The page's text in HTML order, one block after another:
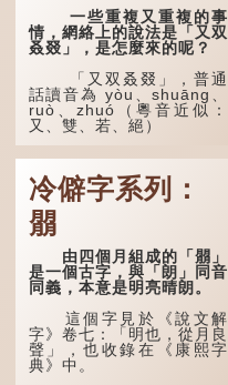
一些重複又重複的事
情，網絡上的說法是「又双
叒叕」，是怎麼來的呢？
「又双叒叕」，普通
話讀音為 yòu、shuāng、
ruò、zhuó（粵音近似：
又、雙、若、絕）
「又」和「双」比較
易理解，前者表示再次，後
者表示一對，兩個「又」便
是「双」。
「叒」（音：若）原是
古代神話中的樹木名
稱。 《說文解字·叒部》：
「叒，日初出東方湯谷所登
榑桑，叒木也。」
「叕...
冷僻字系列：
朤
由四個月組成的「朤」
是一個古字，與「朗」同音
同義，本意是明亮晴朗。
這個字見於《說文解
字》卷七：「明也，從月良
聲」，也收錄在《康熙字
典》中。